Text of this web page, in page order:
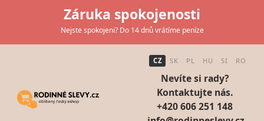
Záruka spokojenosti
Nejste spokojeni? Do 14 dnů vrátíme peníze
CZ SK PL HU SI RO
Nevíte si rady?
Kontaktujte nás.
+420 606 251 148